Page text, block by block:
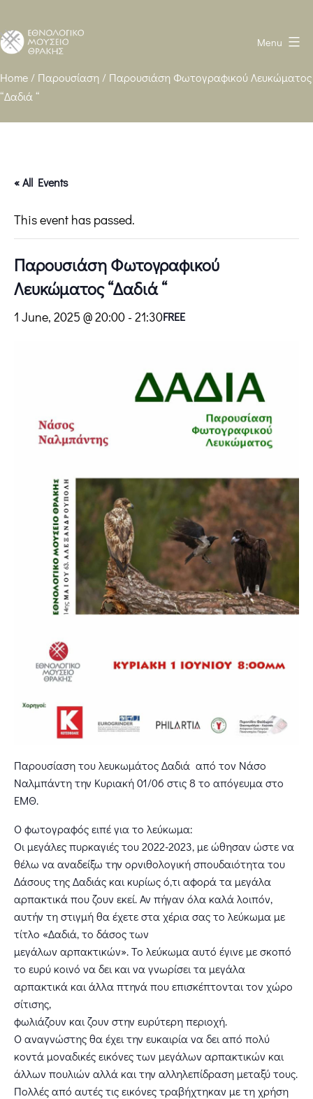
Ethnological
Museum
of
heavy
Menu
Home / Παρουσίαση / Παρουσιάση Φωτογραφικού Λευκώματος
“Δαδιά “
« All Events
This event has passed.
Παρουσιάση Φωτογραφικού
Λευκώματος “Δαδιά “
1 June, 2025 @ 20:00 -21:30FREE
Παρουσίαση του λευκωμάτος Δαδιά από τον Νάσο
Ναλμπάντη την Κυριακή 01/06 στις 8 το απόγευμα στο
ΕΜΘ.
Ο φωτογραφός ειπέ για το λεύκωμα:
Οι μεγάλες πυρκαγιές του 2022-2023, με ώθησαν ώστε να
θέλω να αναδείξω την ορνιθολογική σπουδαιότητα του
Δάσους της Δαδιάς και κυρίως ό,τι αφορά τα μεγάλα
αρπακτικά που ζουν εκεί. Αν πήγαν όλα καλά λοιπόν,
αυτήν τη στιγμή θα έχετε στα χέρια σας το λεύκωμα με
τίτλο «Δαδιά, το δάσος των
μεγάλων αρπακτικών». Το λεύκωμα αυτό έγινε με σκοπό
το ευρύ κοινό να δει και να γνωρίσει τα μεγάλα
αρπακτικά και άλλα πτηνά που επισκέπτονται τον χώρο
σίτισης,
φωλιάζουν και ζουν στην ευρύτερη περιοχή.
Ο αναγνώστης θα έχει την ευκαιρία να δει από πολύ
κοντά μοναδικές εικόνες των μεγάλων αρπακτικών και
άλλων πουλιών αλλά και την αλληλεπίδραση μεταξύ τους.
Πολλές από αυτές τις εικόνες τραβήχτηκαν με τη χρήση